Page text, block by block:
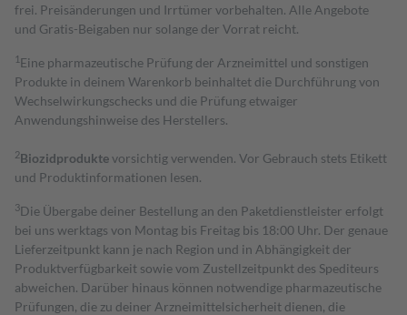
frei. Preisänderungen und Irrtümer vorbehalten. Alle Angebote
und Gratis-Beigaben nur solange der Vorrat reicht.
1 Eine pharmazeutische Prüfung der Arzneimittel und sonstigen
Produkte in deinem Warenkorb beinhaltet die Durchführung von
Wechselwirkungschecks und die Prüfung etwaiger
Anwendungshinweise des Herstellers.
2Biozidproduktevorsichtig verwenden. Vor Gebrauch stets Etikett
und Produktinformationen lesen.
3Die Übergabe deiner Bestellung an den Paketdienstleister erfolgt
bei uns werktags von Montag bis Freitag bis 18:00 Uhr. Der genaue
Lieferzeitpunkt kann je nach Region und in Abhängigkeit der
Produktverfügbarkeit sowie vom Zustellzeitpunkt des Spediteurs
abweichen. Darüber hinaus können notwendige pharmazeutische
Prüfungen, die zu deiner Arzneimittelsicherheit dienen, die